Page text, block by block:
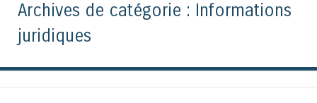
Archives de catégorie : Informations
juridiques